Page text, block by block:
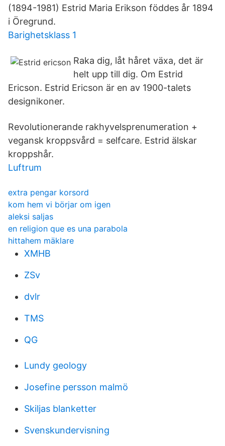
(1894-1981) Estrid Maria Erikson föddes år 1894
i Öregrund.
Barighetsklass 1
Raka dig, låt håret växa, det är
helt upp till dig. Om Estrid
Ericson. Estrid Ericson är en av 1900-talets
designikoner.
Revolutionerande rakhyvelsprenumeration +
vegansk kroppsvård = selfcare. Estrid älskar
kroppshår.
Luftrum
extra pengar korsord
kom hem vi börjar om igen
aleksi saljas
en religion que es una parabola
hittahem mäklare
XMHB
ZSv
dvlr
TMS
QG
Lundy geology
Josefine persson malmö
Skiljas blanketter
Svenskundervisning